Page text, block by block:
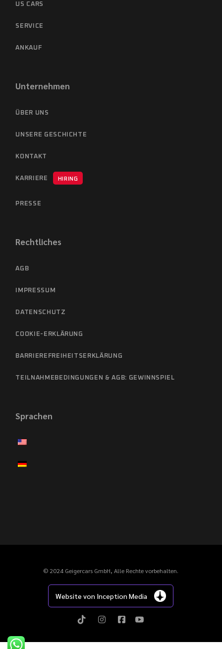
US CARS
SERVICE
ANKAUF
Unternehmen
ÜBER UNS
UNSERE GESCHICHTE
KONTAKT
KARRIERE HIRING
PRESSE
Rechtliches
AGB
IMPRESSUM
DATENSCHUTZ
COOKIE-ERKLÄRUNG
BARRIEREFREIHEITSERKLÄRUNG
TEILNAHMEBEDINGUNGEN & AGB: GEWINNSPIEL
Sprachen
© 2024 Geigercars GmbH, Alle Rechte vorbehalten.
Website von Inception Media